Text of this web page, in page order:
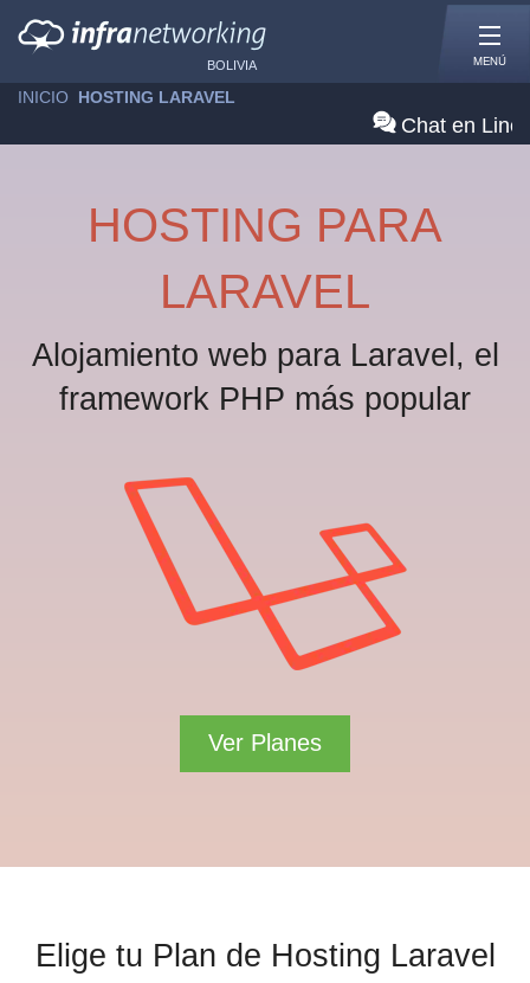
BOLIVIA MENÚ
INICIO »HOSTING LARAVEL
Chat en
HOSTING PARA
LARAVEL
Alojamiento web para Laravel, el
framework PHP más popular
Ver Planes
Elige tu Plan de Hosting Laravel